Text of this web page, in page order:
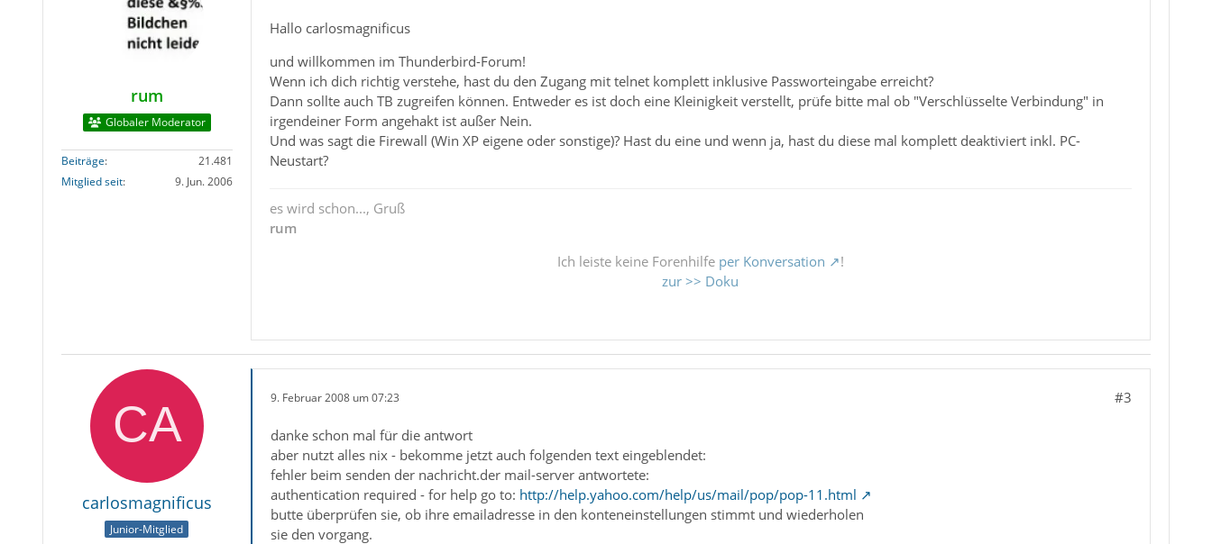
rum
Globaler Moderator
Beiträge
21.481
Mitglied seit
9. Jun. 2006
Hallo carlosmagnificus
und willkommen im Thunderbird-Forum!
Wenn ich dich richtig verstehe, hast du den Zugang mit telnet komplett inklusive Passworteingabe erreicht?
Dann sollte auch TB zugreifen können. Entweder es ist doch eine Kleinigkeit verstellt, prüfe bitte mal ob "Verschlüsselte Verbindung" in
irgendeiner Form angehakt ist außer Nein.
Und was sagt die Firewall (Win XP eigene oder sonstige)? Hast du eine und wenn ja, hast du diese mal komplett deaktiviert inkl. PC-
Neustart?
es wird schon..., Gruß
rum
Ich leiste keine Forenhilfe per Konversation
!
zur >> Doku
carlosmagnificus
Junior-Mitglied
9. Februar 2008 um 07:23 #3
danke schon mal für die antwort
aber nutzt alles nix - bekomme jetzt auch folgenden text eingeblendet:
fehler beim senden der nachricht.der mail-server antwortete:
authentication required - for help go to: http://help.yahoo.com/help/us/mail/pop/pop-11.html
butte überprüfen sie, ob ihre emailadresse in den konteneinstellungen stimmt und wiederholen
sie den vorgang.